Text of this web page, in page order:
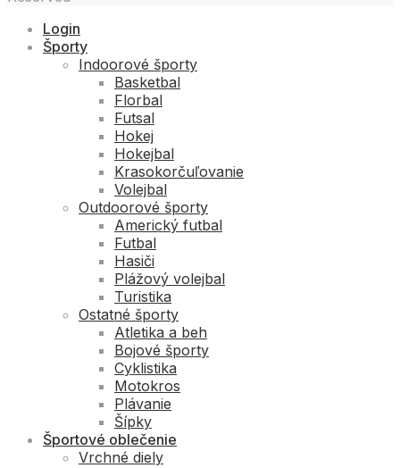
Login
Športy
Indoorové športy
Basketbal
Florbal
Futsal
Hokej
Hokejbal
Krasokorčuľovanie
Volejbal
Outdoorové športy
Americký futbal
Futbal
Hasiči
Plážový volejbal
Turistika
Ostatné športy
Atletika a beh
Bojové športy
Cyklistika
Motokros
Plávanie
Šípky
Športové oblečenie
Vrchné diely